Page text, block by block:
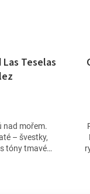
Teselas
nad mořem.
– švestky,
tóny tmavé